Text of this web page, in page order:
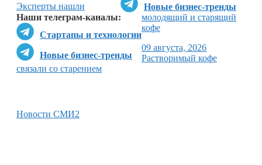
Новые бизнес-тренды
Наши телеграм-каналы:
Стартапы и технологии
Новые бизнес-тренды
Эксперты нашли
молодящий и старящий
кофе
09 августа, 2026
Растворимый кофе
связали со старением
Новости СМИ2